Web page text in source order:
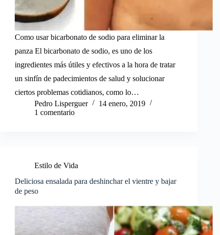
Como usar bicarbonato de sodio para eliminar la
panza El bicarbonato de sodio, es uno de los
ingredientes más útiles y efectivos a la hora de tratar
un sinfín de padecimientos de salud y solucionar
ciertos problemas cotidianos, como lo…
Pedro Lisperguer
14 enero, 2019
1 comentario
Estilo de Vida
Deliciosa ensalada para deshinchar el vientre y bajar
de peso